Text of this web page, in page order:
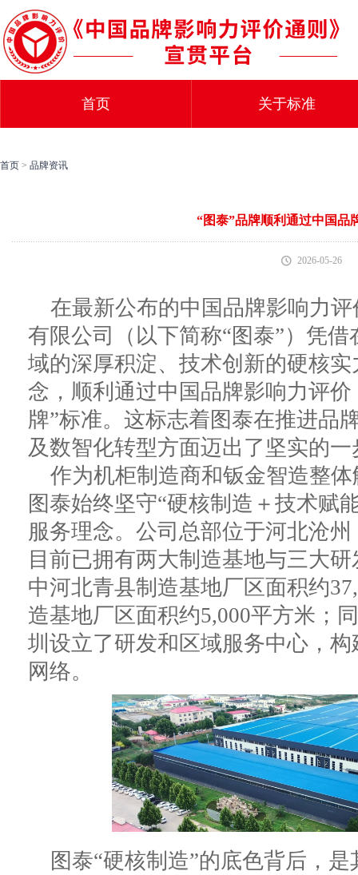
首页 关于标准
首页 > 品牌资讯
“图泰”品牌顺利通过中国品
2026-05-26
在最新公布的中国品牌影响力
有限公司（以下简称“图泰”）凭
域的深厚积淀、技术创新的硬核
念，顺利通过中国品牌影响力评
牌”标准。这标志着图泰在推进品
及数智化转型方面迈出了坚实的一
作为机柜制造商和钣金智造整
图泰始终坚守“硬核制造＋技术赋
服务理念。公司总部位于河北沧
目前已拥有两大制造基地与三大
中河北青县制造基地厂区面积约
造基地厂区面积约5,000平方米；
圳设立了研发和区域服务中心，
网络。
图泰“硬核制造”的底色背后，